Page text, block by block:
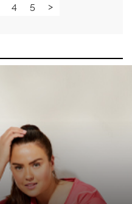
4 5 >